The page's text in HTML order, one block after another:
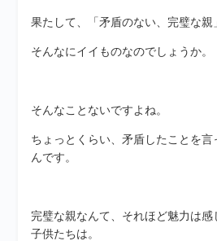
果たして、「矛盾のない、完璧な親
そんなにイイものなのでしょうか。
そんなことないですよね。
ちょっとくらい、矛盾したことを言
んです。
完璧な親なんて、それほど魅力は感
子供たちは。